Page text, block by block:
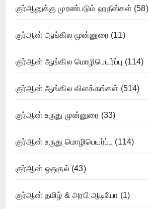
குர்ஆனுக்கு முரண்படும் ஹதீஸ்கள் (58)
குர்ஆன் ஆங்கில முன்னுரை(11)
குர்ஆன் ஆங்கில மொழிபெயர்ப்பு (114)
குர்ஆன் ஆங்கில விளக்கங்கள் (514)
குர்ஆன் உருது முன்னுரை (33)
குர்ஆன் உருது மொழிபெயர்ப்பு (114)
குர்ஆன் ஓதுதல் (43)
குர்ஆன் தமிழ் & அரபி ஆடியோ (1)